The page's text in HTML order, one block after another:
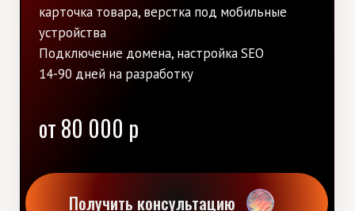
Разработка сайта для фитнес клуба